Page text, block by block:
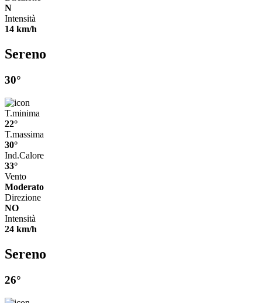
N
Intensità
14 km/h
Sereno
30°
T.minima
22°
T.massima
30°
Ind.Calore
33°
Vento
Moderato
Direzione
NO
Intensità
24 km/h
Sereno
26°